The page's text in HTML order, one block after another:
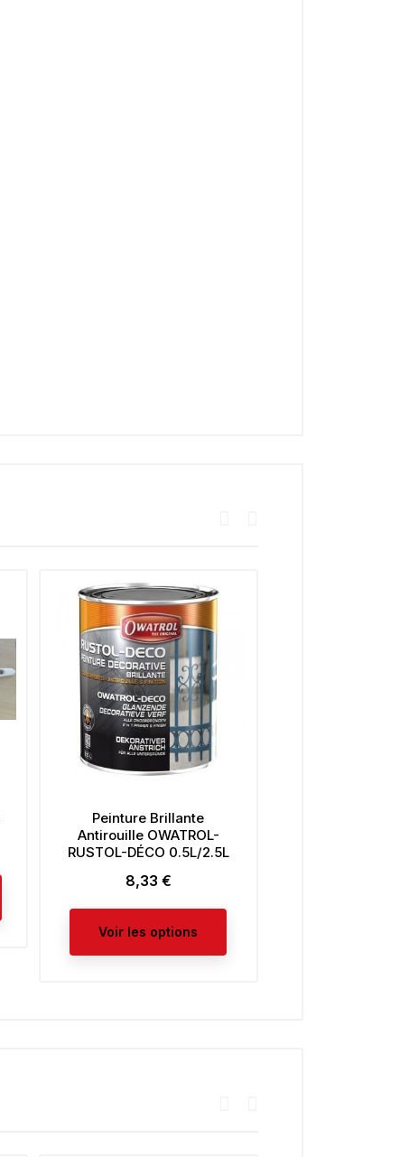
Peinture Brillante
Antirouille OWATROL-
RUSTOL-DÉCO 0.5L/2.5L
Prix
8,33 €
Voir les options